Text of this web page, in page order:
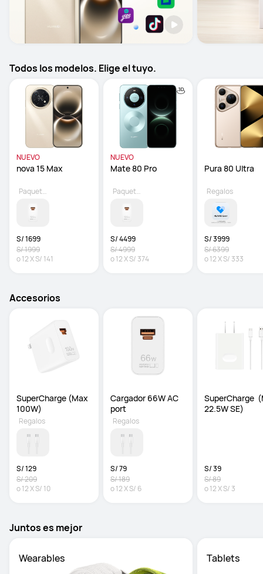
Todos los modelos. Elige el tuyo.
NUEVO
S/ 1699
S/ 1999
o12XS/ 141
Paquete opcional
NUEVO
S/ 4499
S/ 4999
o12XS/ 374
Paquete opcional
Pura 80 Ultra
S/ 3999
S/ 6399
o12XS/ 333
Regalos
Accesorios
SuperCharge (Max
100W)
S/ 129
S/ 209
o12XS/ 10
Regalos
Cargador 66W AC
port
S/ 79
S/ 189
o12XS/ 6
Regalos
SuperCharge
22.5W SE)
S/ 39
S/ 89
o12XS/ 3
Juntos es mejor
Wearables Tablets